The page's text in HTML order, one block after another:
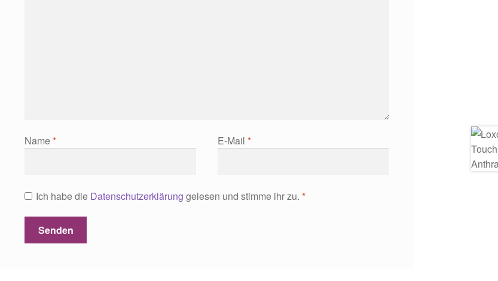
Name* E-Mail *
Ich habe die Datenschutzerklärung gelesen und stimme ihr zu. *